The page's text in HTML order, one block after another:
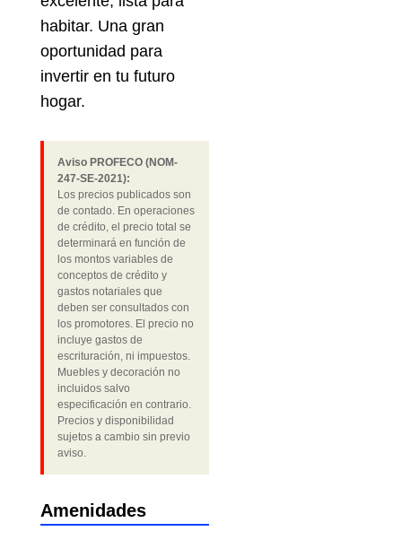
habitar. Una gran
oportunidad para
invertir en tu futuro
hogar.
Aviso PROFECO (NOM-
247-SE-2021):
Los precios publicados son
de contado. En operaciones
de crédito, el precio total se
determinará en función de
los montos variables de
conceptos de crédito y
gastos notariales que
deben ser consultados con
los promotores. El precio no
incluye gastos de
escrituración, ni impuestos.
Muebles y decoración no
incluidos salvo
especificación en contrario.
Precios y disponibilidad
sujetos a cambio sin previo
aviso.
Amenidades